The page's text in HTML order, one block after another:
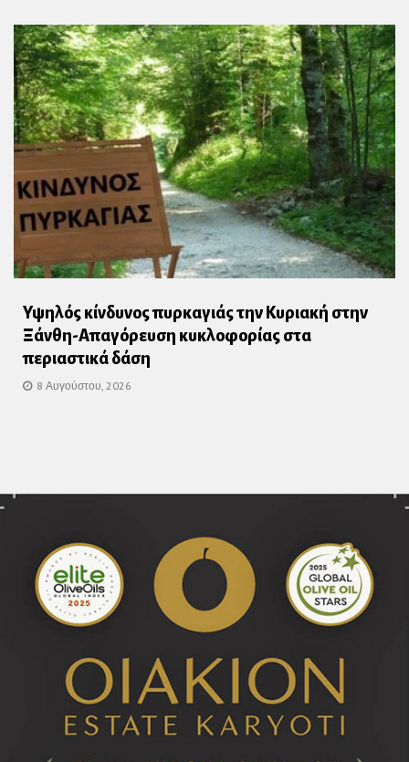
Υψηλός κίνδυνος πυρκαγιάς την Κυριακή στην
Ξάνθη-Απαγόρευση κυκλοφορίας στα
περιαστικά δάση
8 Αυγούστου, 2026